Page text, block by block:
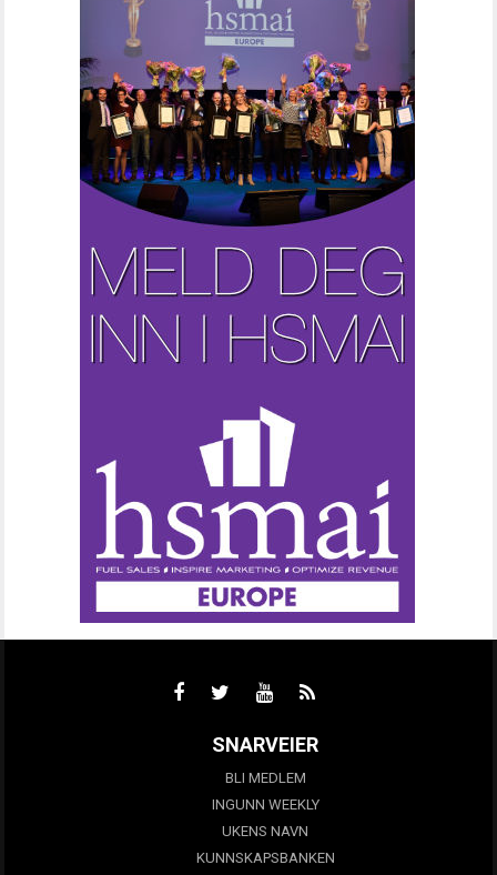
SNARVEIER
BLI MEDLEM
INGUNN WEEKLY
UKENS NAVN
KUNNSKAPSBANKEN